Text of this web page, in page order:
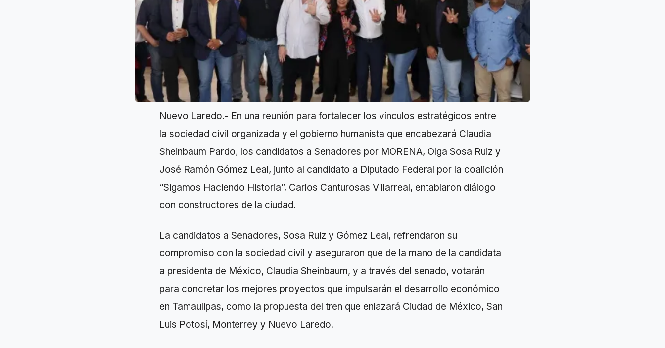
Nuevo Laredo.- En una reunión para fortalecer los vínculos estratégicos entre
la sociedad civil organizada y el gobierno humanista que encabezará Claudia
Sheinbaum Pardo, los candidatos a Senadores por MORENA, Olga Sosa Ruiz y
José Ramón Gómez Leal, junto al candidato a Diputado Federal por la coalición
“Sigamos Haciendo Historia”, Carlos Canturosas Villarreal, entablaron diálogo
con constructores de la ciudad.
La candidatos a Senadores, Sosa Ruiz y Gómez Leal, refrendaron su
compromiso con la sociedad civil y aseguraron que de la mano de la candidata
a presidenta de México, Claudia Sheinbaum, y a través del senado, votarán
para concretar los mejores proyectos que impulsarán el desarrollo económico
en Tamaulipas, como la propuesta del tren que enlazará Ciudad de México, San
Luis Potosí, Monterrey y Nuevo Laredo.